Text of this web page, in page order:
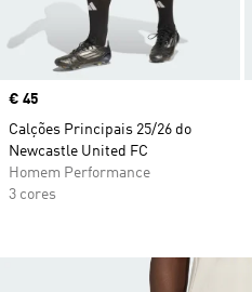
Price
€ 45
Calções Principais 25/26 do
Newcastle United FC
Homem Performance
3 cores